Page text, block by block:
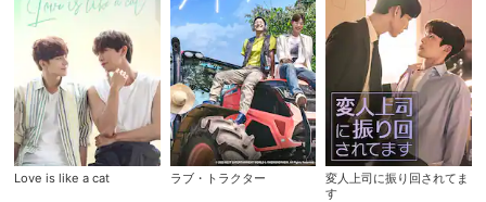
Love is like a cat ラブ・トラクター
変人上司に振り回されてま
す